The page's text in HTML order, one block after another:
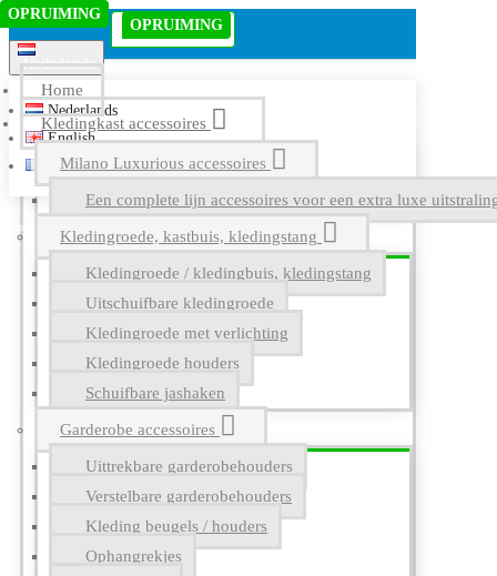
Menu
Nederlands
Nederlands
English
Français
Home
Kledingkast accessoires
Milano Luxurious accessoires
Een complete lijn accessoires voor een extra luxe
Kledingroede, kastbuis, kledingstang
Kledingroede / kledingbuis, kledingstang
Uitschuifbare kledingroede
Kledingroede met verlichting
Kledingroede houders
Schuifbare jashaken
Garderobe accessoires
Uittrekbare garderobehouders
Verstelbare garderobehouders
Kleding beugels / houders
Ophangrekjes
OP VOORRAAD
OPRUIMING
OPRUIMING